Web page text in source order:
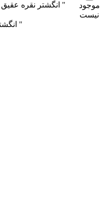
موجود
نیست
انگشتر نقره عقیق سبز حکاکی " وان یکاد "